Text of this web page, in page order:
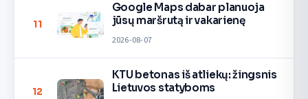
11
Google Maps dabar planuoja
jūsų maršrutą ir vakarienę
2026-08-07
12
KTU betonas iš atliekų: žingsnis
Lietuvos statyboms